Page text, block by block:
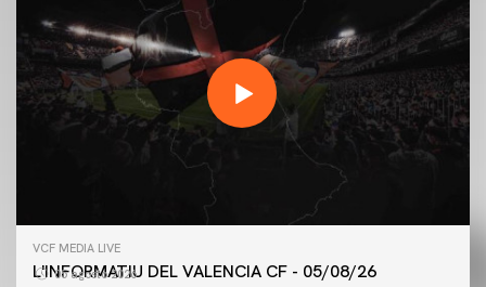
VCF MEDIA LIVE
L'INFORMATIU DEL VALENCIA CF - 05/08/26
05 agosto 2026
PRIMER EQUIP
ENTRENAMENT DEL VALENCIA CF 5/8/2026